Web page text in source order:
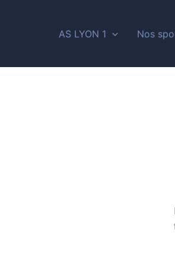
AS LYON 1 Nos